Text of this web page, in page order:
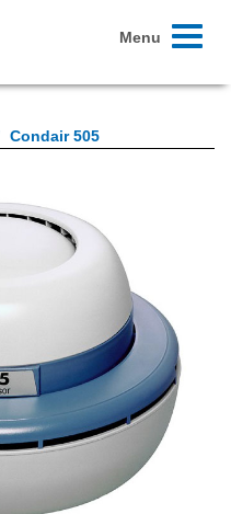
Toggle
Menu
Condair 505